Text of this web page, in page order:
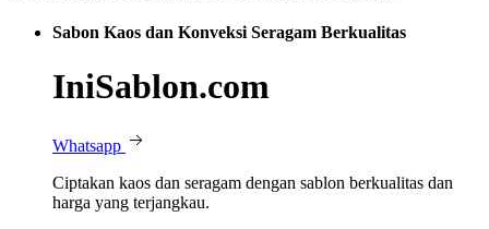
Sabon Kaos dan Konveksi Seragam Berkualitas
IniSablon.com
Whatsapp
Ciptakan kaos dan seragam dengan sablon berkualitas dan
harga yang terjangkau.